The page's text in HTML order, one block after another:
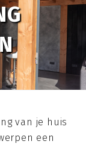
van je huis
een